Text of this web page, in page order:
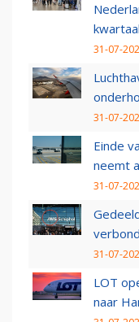
kwartaal
31-07-
31-07-
Einde
neemt
31-07-
31-07-
LOT
naar